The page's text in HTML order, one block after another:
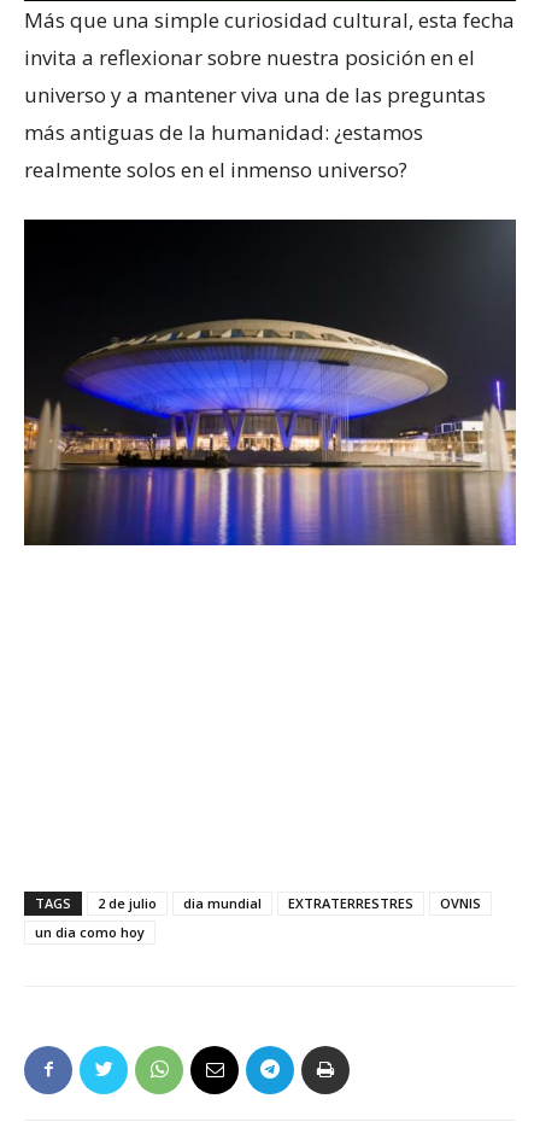
Más que una simple curiosidad cultural, esta fecha
invita a reflexionar sobre nuestra posición en el
universo y a mantener viva una de las preguntas
más antiguas de la humanidad: ¿estamos
realmente solos en el inmenso universo?
TAGS 2 de julio dia mundial EXTRATERRESTRES
OVNIS
un dia como hoy